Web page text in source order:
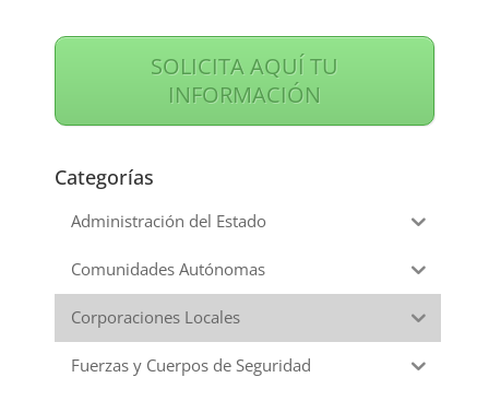
SOLICITA AQUÍ TU
INFORMACIÓN
Categorías
Administración del Estado
Comunidades Autónomas
Corporaciones Locales
Fuerzas y Cuerpos de Seguridad